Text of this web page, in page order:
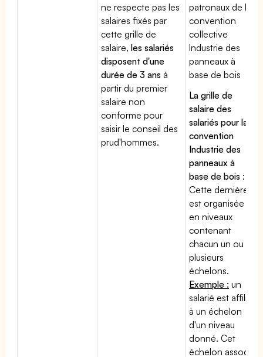
ne respecte pas les
salaires fixés par
cette grille de
salaire,les salariés
disposent d'une
durée de 3 ans à
partir du premier
salaire non
conforme pour
saisir le conseil des
prud'hommes.
patronaux de la
convention
collective
Industrie des
panneaux à
base de bois
La grille de
salaire des
salariés pour la
convention
Industrie des
panneaux à
base de bois :
Cette dernière
est organisée
en niveaux
contenant
chacun un ou
plusieurs
échelons.
Exemple : un
salarié est affilié
à un échelon
d'un niveau
donné. Cet
échelon associé